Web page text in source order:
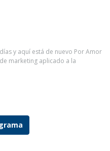
y aquí está de nuevo Por Amor
marketing aplicado a la